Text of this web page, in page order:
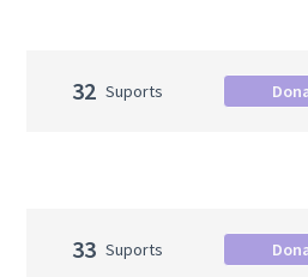
32 Suports
33 Suports